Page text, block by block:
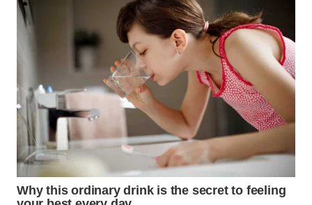
PERSONA
WAHANA
HEALTH
WAHANA
DESA
WISATA